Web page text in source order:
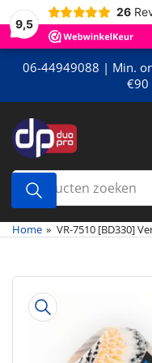
9,5
26
Meteen
naar
de
content06-44949088 | Min.
€90
Producten
zoeken
Home » VR-7510 [BD330]
naar
productinformatie